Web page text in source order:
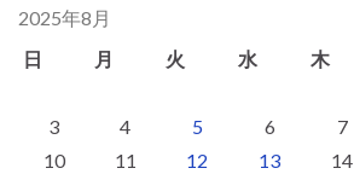
2025年8月
日
月 火 水 木
3
4 5 6 7
10
11 12 13 14